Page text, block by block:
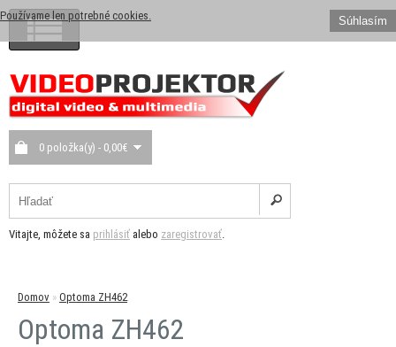
0 položka(y) - 0,00€
Vitajte, môžete sa prihlásiť alebo zaregistrovať.
Súhlasím
Používame len potrebné cookies.
Domov » Optoma ZH462
Optoma ZH462